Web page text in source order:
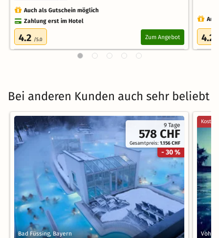
Auch als Gutschein möglich
Zahlung erst im Hotel
4.2 /5.0 Zum Angebot 4.2
Bei anderen Kunden auch sehr beliebt
9 Tage
578 CHF
Gesamtpreis:1.156 CHF
- 30 %
Bad Füssing, Bayern